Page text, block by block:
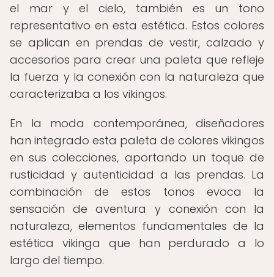
el mar y el cielo, también es un tono
representativo en esta estética. Estos colores
se aplican en prendas de vestir, calzado y
accesorios para crear una paleta que refleje
la fuerza y la conexión con la naturaleza que
caracterizaba a los vikingos.
En la moda contemporánea, diseñadores
han integrado esta paleta de colores vikingos
en sus colecciones, aportando un toque de
rusticidad y autenticidad a las prendas. La
combinación de estos tonos evoca la
sensación de aventura y conexión con la
naturaleza, elementos fundamentales de la
estética vikinga que han perdurado a lo
largo del tiempo.